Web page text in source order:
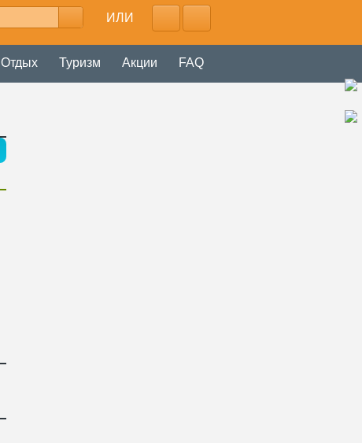
ИЛИ
Отдых Туризм Акции FAQ